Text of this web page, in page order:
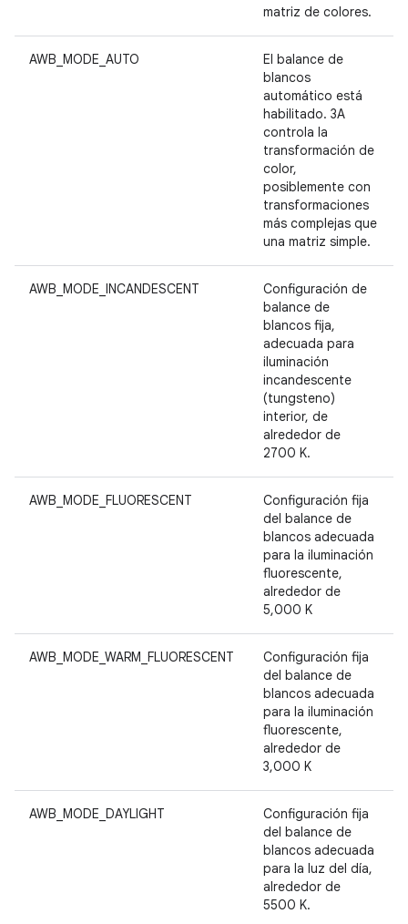
matriz de colores.
AWB_MODE_AUTO
El balance de
blancos
automático está
habilitado. 3A
controla la
transformación de
color,
posiblemente con
transformaciones
más complejas que
una matriz simple.
AWB_MODE_INCANDESCENT
Configuración de
balance de
blancos fija,
adecuada para
iluminación
incandescente
(tungsteno)
interior, de
alrededor de
2700 K.
AWB_MODE_FLUORESCENT
Configuración fija
del balance de
blancos adecuada
para la iluminación
fluorescente,
alrededor de
5,000 K
AWB_MODE_WARM_FLUORESCENT
Configuración fija
del balance de
blancos adecuada
para la iluminación
fluorescente,
alrededor de
3,000 K
AWB_MODE_DAYLIGHT
Configuración fija
del balance de
blancos adecuada
para la luz del día,
alrededor de
5500 K.